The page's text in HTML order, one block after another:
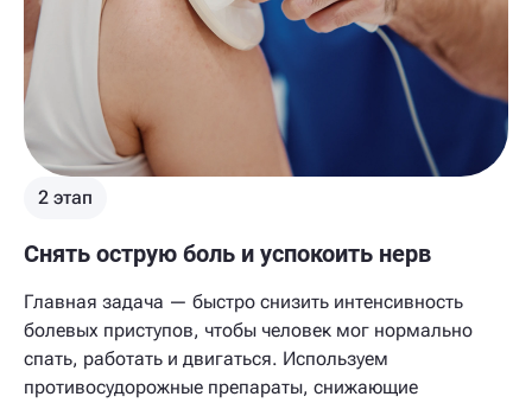
2 этап
Снять острую боль и успокоить нерв
Главная задача — быстро снизить интенсивность
болевых приступов, чтобы человек мог нормально
спать, работать и двигаться. Используем
противосудорожные препараты, снижающие